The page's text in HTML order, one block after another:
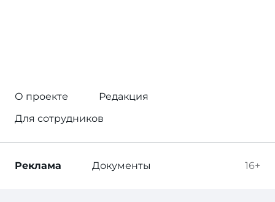
О проекте
Редакция
Для сотрудников
16+
Реклама Документы